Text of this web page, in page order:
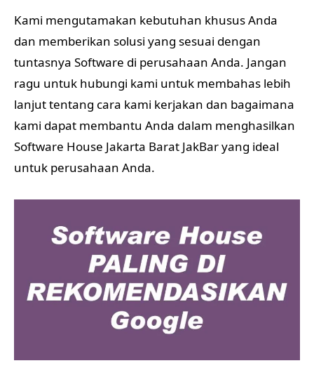
Kami mengutamakan kebutuhan khusus Anda
dan memberikan solusi yang sesuai dengan
tuntasnya Software di perusahaan Anda. Jangan
ragu untuk hubungi kami untuk membahas lebih
lanjut tentang cara kami kerjakan dan bagaimana
kami dapat membantu Anda dalam menghasilkan
Software House Jakarta Barat JakBar yang ideal
untuk perusahaan Anda.